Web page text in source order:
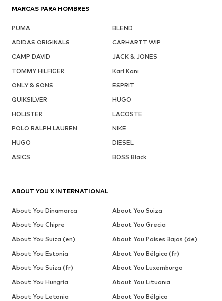
MARCAS PARA HOMBRES
PUMA
BLEND
ADIDAS ORIGINALS
CARHARTT WIP
CAMP DAVID
JACK & JONES
TOMMY HILFIGER
Karl Kani
ONLY & SONS
ESPRIT
QUIKSILVER
HUGO
HOLISTER
LACOSTE
POLO RALPH LAUREN
NIKE
HUGO
DIESEL
ASICS
BOSS Black
ABOUT YOU X INTERNATIONAL
About You Dinamarca
About You Suiza
About You Chipre
About You Grecia
About You Suiza (en)
About You Países Bajos (de)
About You Estonia
About You Bélgica (fr)
About You Suiza (fr)
About You Luxemburgo
About You Hungría
About You Lituania
About You Letonia
About You Bélgica